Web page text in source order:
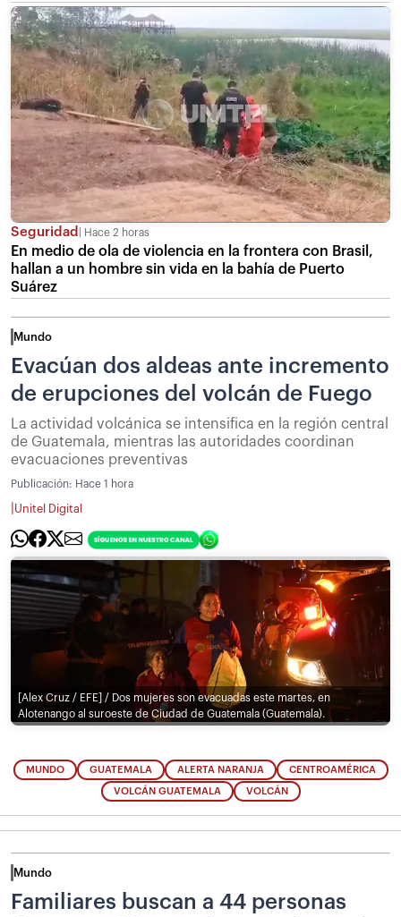
Seguridad Hace 2 horas
En medio de ola de violencia en la frontera con Brasil,
hallan a un hombre sin vida en la bahía de Puerto
Suárez
Mundo
Evacúan dos aldeas ante incremento
de erupciones del volcán de Fuego
La actividad volcánica se intensifica en la región central
de Guatemala, mientras las autoridades coordinan
evacuaciones preventivas
Publicación: Hace 1 hora
Unitel Digital
[Alex Cruz / EFE] / Dos mujeres son evacuadas este martes, en
Alotenango al suroeste de Ciudad de Guatemala (Guatemala).
MUNDO GUATEMALA ALERTA NARANJA CENTROAMÉRICA
VOLCÁN GUATEMALA VOLCÁN
Mundo
Familiares buscan a 44 personas